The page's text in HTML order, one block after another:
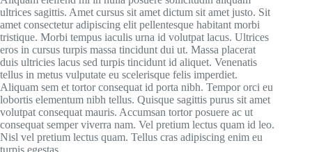
ultrices sagittis. Amet cursus sit amet dictum sit amet justo. Sit
amet consectetur adipiscing elit pellentesque habitant morbi
tristique. Morbi tempus iaculis urna id volutpat lacus. Ultrices
eros in cursus turpis massa tincidunt dui ut. Massa placerat
duis ultricies lacus sed turpis tincidunt id aliquet. Venenatis
tellus in metus vulputate eu scelerisque felis imperdiet.
Aliquam sem et tortor consequat id porta nibh. Tempor orci eu
lobortis elementum nibh tellus. Quisque sagittis purus sit amet
volutpat consequat mauris. Accumsan tortor posuere ac ut
consequat semper viverra nam. Vel pretium lectus quam id leo.
Nisl vel pretium lectus quam. Tellus cras adipiscing enim eu